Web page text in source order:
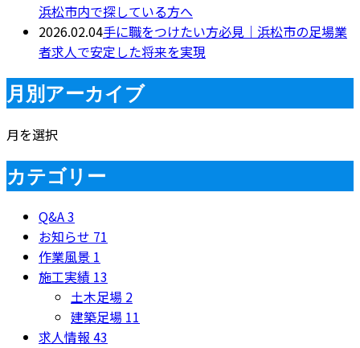
浜松市内で探している方へ
2026.02.04手に職をつけたい方必見｜浜松市の足場業
者求人で安定した将来を実現
月別アーカイブ
月を選択
カテゴリー
Q&A3
お知らせ 71
作業風景 1
施工実績 13
土木足場 2
建築足場 11
求人情報 43